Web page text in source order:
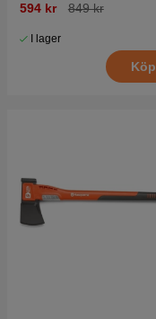
594 kr 849 kr
I lager
Köp